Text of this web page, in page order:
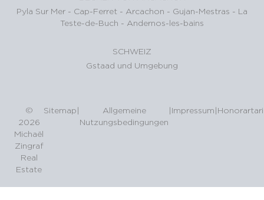
Pyla Sur Mer - Cap-Ferret - Arcachon - Gujan-Mestras - La
Teste-de-Buch - Andernos-les-bains
SCHWEIZ
Gstaad und Umgebung
©
2026
Michaël
Zingraf
Real
Estate
Sitemap |
Allgemeine
Nutzungsbedingungen
| Impressum |